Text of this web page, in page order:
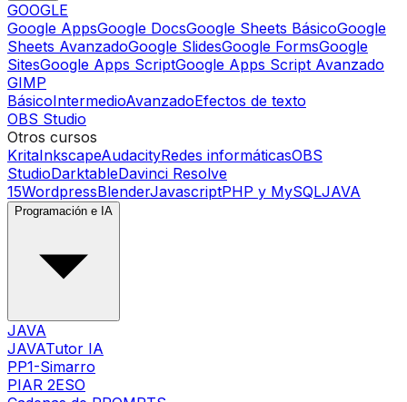
GOOGLE
Google AppsGoogle DocsGoogle Sheets BásicoGoogle
Sheets AvanzadoGoogle SlidesGoogle FormsGoogle
SitesGoogle Apps ScriptGoogle Apps Script Avanzado
GIMP
BásicoIntermedioAvanzadoEfectos de texto
OBS Studio
Otros cursos
KritaInkscapeAudacityRedes informáticasOBS
StudioDarktableDavinci Resolve
15WordpressBlenderJavascriptPHP y MySQLJAVA
Programación e IA
JAVA
JAVATutor IA
PP1-Simarro
PIAR 2ESO